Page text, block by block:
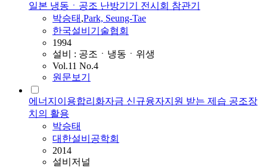
일본 냉동ㆍ공조 난방기기 전시회 참관기
박승태 ,Park, Seung-Tae
한국설비기술협회
1994
설비 : 공조ㆍ냉동ㆍ위생
Vol.11 No.4
원문보기
에너지이용합리화자금 신규융자지원 받는 제습 공조장
치의 활용
박승태
대한설비공학회
2014
설비저널